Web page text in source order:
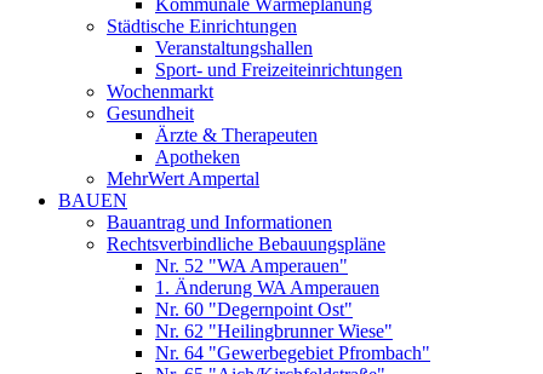
Kommunale Wärmeplanung
Städtische Einrichtungen
Veranstaltungshallen
Sport- und Freizeiteinrichtungen
Wochenmarkt
Gesundheit
Ärzte & Therapeuten
Apotheken
MehrWert Ampertal
BAUEN
Bauantrag und Informationen
Rechtsverbindliche Bebauungspläne
Nr. 52 "WA Amperauen"
1. Änderung WA Amperauen
Nr. 60 "Degernpoint Ost"
Nr. 62 "Heilingbrunner Wiese"
Nr. 64 "Gewerbegebiet Pfrombach"